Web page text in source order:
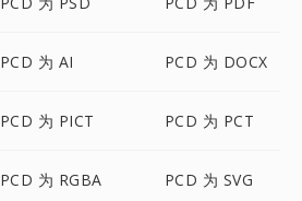
PCD 为 AI PCD 为 DOCX
PCD 为 PICT PCD 为 PCT
PCD 为 RGBA PCD 为 SVG